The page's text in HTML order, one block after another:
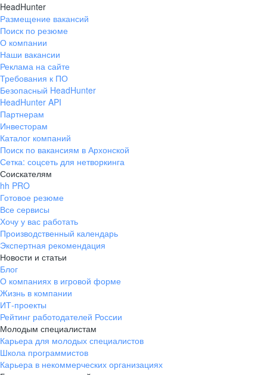
HeadHunter
Размещение вакансий
Поиск по резюме
О компании
Наши вакансии
Реклама на сайте
Требования к ПО
Безопасный HeadHunter
HeadHunter API
Партнерам
Инвесторам
Каталог компаний
Поиск по вакансиям в Архонской
Сетка: соцсеть для нетворкинга
Соискателям
hh PRO
Готовое резюме
Все сервисы
Хочу у вас работать
Производственный календарь
Экспертная рекомендация
Новости и статьи
Блог
О компаниях в игровой форме
Жизнь в компании
ИТ-проекты
Рейтинг работодателей России
Молодым специалистам
Карьера для молодых специалистов
Школа программистов
Карьера в некоммерческих организациях